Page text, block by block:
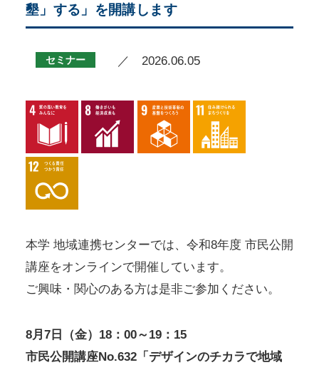
墾」する」を開講します
セミナー ／ 2026.06.05
本学 地域連携センターでは、令和8年度 市民公開
講座をオンラインで開催しています。
ご興味・関心のある方は是非ご参加ください。
8月7日（金）18：00～19：15
市民公開講座No.632「デザインのチカラで地域